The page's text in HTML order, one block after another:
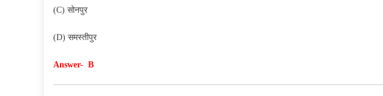
(C) सोनपुर
(D) समस्तीपुर
Answer- B